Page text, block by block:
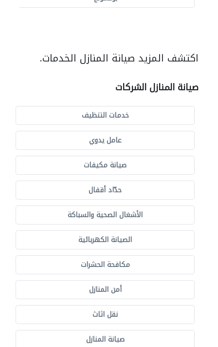
اكتشف المزيد صيانة المنازل الخدمات.
صيانة المنازل الشركات
خدمات التنظيف
عامل يدوي
صيانة مكيفات
حدّاد أقفال
الأشغال الصحية والسباكة
الصيانة الكهربائية
مكافحة الحشرات
أمن المنازل
نقل اثاث
صيانة المنازل